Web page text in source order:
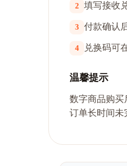
2 填写接收
3 付款确认
4 兑换码可
温馨提示
数字商品购买
订单长时间未